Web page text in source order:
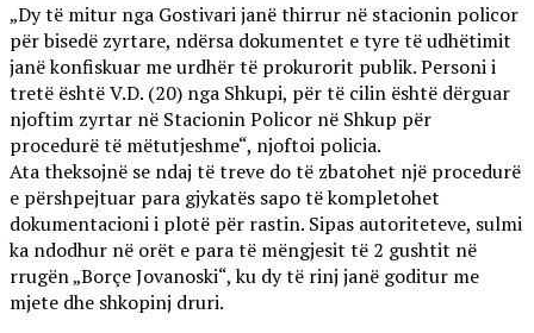
„Dy të mitur nga Gostivari janë thirrur në stacionin policor
për bisedë zyrtare, ndërsa dokumentet e tyre të udhëtimit
janë konfiskuar me urdhër të prokurorit publik. Personi i
tretë është V.D. (20) nga Shkupi, për të cilin është dërguar
njoftim zyrtar në Stacionin Policor në Shkup për
procedurë të mëtutjeshme“, njoftoi policia.
Ata theksojnë se ndaj të treve do të zbatohet një procedurë
e përshpejtuar para gjykatës sapo të kompletohet
dokumentacioni i plotë për rastin. Sipas autoriteteve, sulmi
ka ndodhur në orët e para të mëngjesit të 2 gushtit në
rrugën „Borçe Jovanoski“, ku dy të rinj janë goditur me
mjete dhe shkopinj druri.